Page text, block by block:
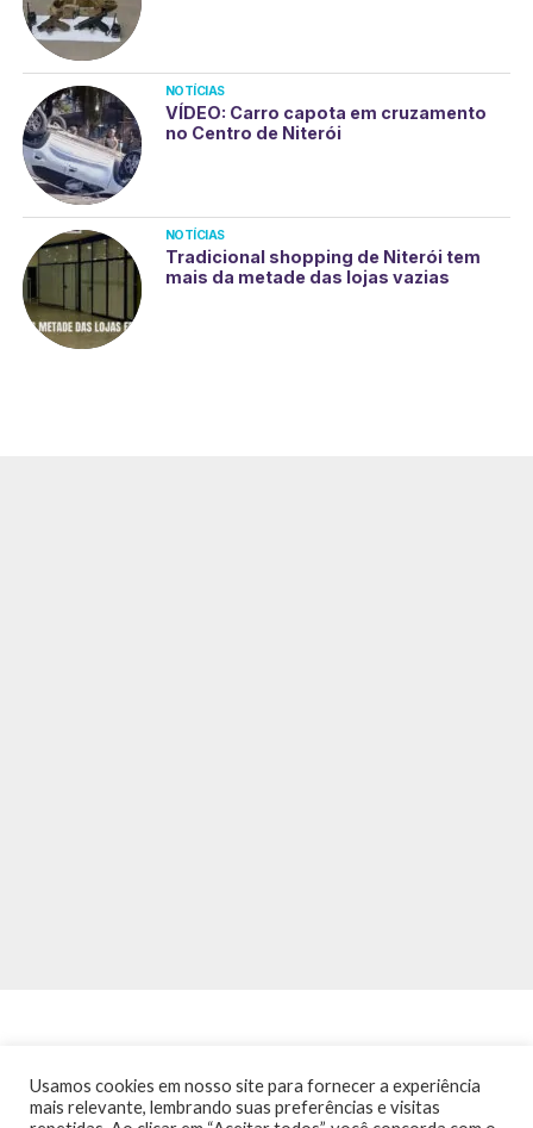
NOTÍCIAS
VÍDEO: Carro capota em cruzamento
no Centro de Niterói
NOTÍCIAS
Tradicional shopping de Niterói tem
mais da metade das lojas vazias
Usamos cookies em nosso site para fornecer a experiência
mais relevante, lembrando suas preferências e visitas